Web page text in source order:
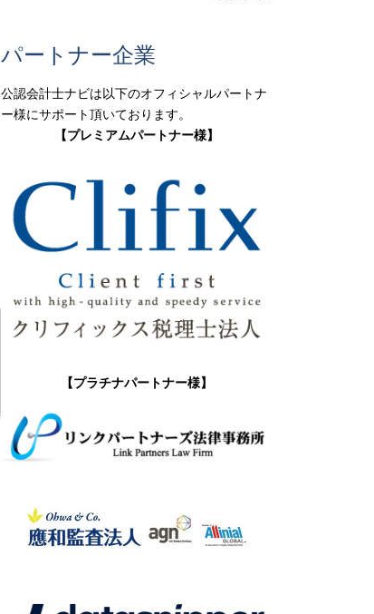
パートナー企業
公認会計士ナビは以下のオフィシャルパートナ
ー様にサポート頂いております。
【プレミアムパートナー様】
【プラチナパートナー様】